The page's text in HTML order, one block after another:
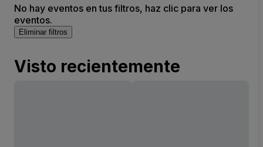
No hay eventos en tus filtros, haz clic para ver los
eventos.
Eliminar filtros
Visto recientemente